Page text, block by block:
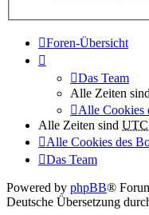
Foren-Übersicht
Das Team
Alle Zeiten sind
Alle Cookies
Alle Zeiten sind
Alle Cookies des
Das Team
Powered by phpBB®
Deutsche Übersetzung